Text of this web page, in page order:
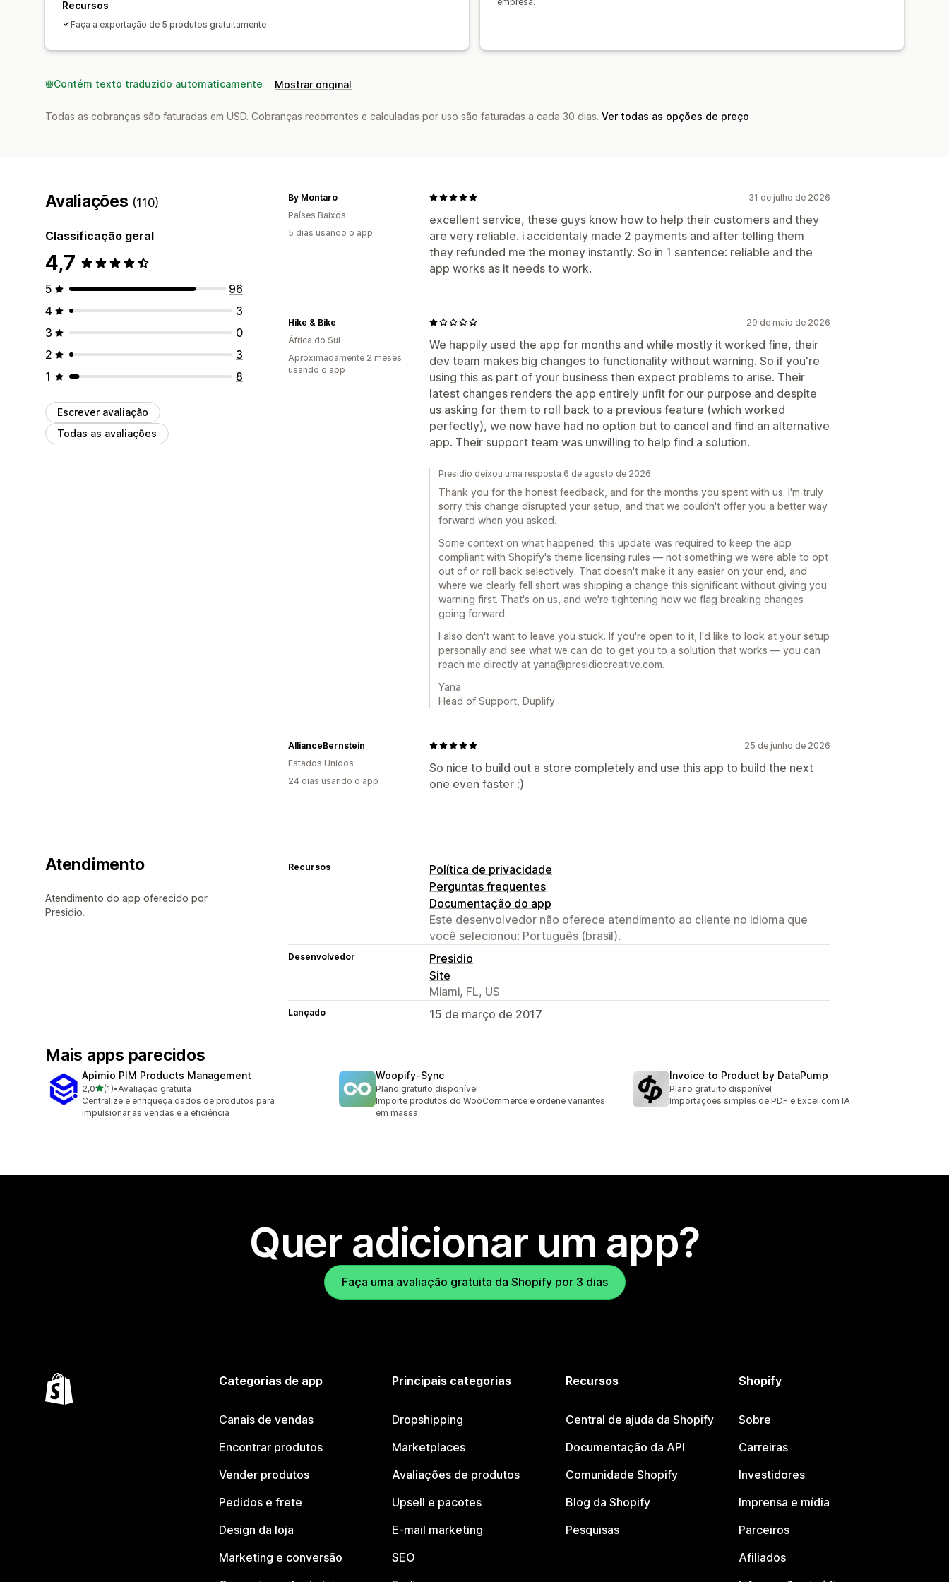
Recursos
Faça a exportação de 5 produtos gratuitamente
Contém texto traduzido automaticamente Mostrar original
Todas as cobranças são faturadas em USD. Cobranças recorrentes e calculadas por uso são faturadas a cada 30 dias. Ver todas as opções de preço
Avaliações (110)
Classificação geral
4,7
5
96
4
3
3
0
2
3
1
8
Escrever avaliação
Todas as avaliações
31 de julho de 2026
excellent service, these guys know how to help their customers and they
are very reliable. i accidentaly made 2 payments and after telling them
they refunded me the money instantly. So in 1 sentence: reliable and the
app works as it needs to work.
By Montaro
Países Baixos
5 dias usando o app
29 de maio de 2026
We happily used the app for months and while mostly it worked fine, their
dev team makes big changes to functionality without warning. So if you're
using this as part of your business then expect problems to arise. Their
latest changes renders the app entirely unfit for our purpose and despite
us asking for them to roll back to a previous feature (which worked
perfectly), we now have had no option but to cancel and find an alternative
app. Their support team was unwilling to help find a solution.
Hike & Bike
África do Sul
Aproximadamente 2 meses
usando o app
Presidio deixou uma resposta 6 de agosto de 2026
Thank you for the honest feedback, and for the months you spent with us. I'm truly
sorry this change disrupted your setup, and that we couldn't offer you a better way
forward when you asked.
Some context on what happened: this update was required to keep the app
compliant with Shopify's theme licensing rules — not something we were able to opt
out of or roll back selectively. That doesn't make it any easier on your end, and
where we clearly fell short was shipping a change this significant without giving you
warning first. That's on us, and we're tightening how we flag breaking changes
going forward.
I also don't want to leave you stuck. If you're open to it, I'd like to look at your setup
personally and see what we can do to get you to a solution that works — you can
reach me directly at yana@presidiocreative.com.
Yana
Head of Support, Duplify
25 de junho de 2026
So nice to build out a store completely and use this app to build the next
one even faster :)
AllianceBernstein
Estados Unidos
24 dias usando o app
Atendimento
Atendimento do app oferecido por
Presidio.
Recursos
Política de privacidade
Perguntas frequentes
Documentação do app
Este desenvolvedor não oferece atendimento ao cliente no idioma que
você selecionou: Português (brasil).
Desenvolvedor
Presidio
Site
Miami, FL, US
Lançado 15 de março de 2017
Mais apps parecidos
Apimio PIM Products Management
2,0de 5 estrelas
(1)
1 avaliações ao todo
•Avaliação gratuita
Centralize e enriqueça dados de produtos para
impulsionar as vendas e a eficiência
Woopify‑Sync
Plano gratuito disponível
Importe produtos do WooCommerce e ordene variantes
em massa.
Invoice to Product by DataPump
Plano gratuito disponível
Importações simples de PDF e Excel com IA
Quer adicionar um app?
Faça uma avaliação gratuita da Shopify por 3 dias
Categorias de app
Canais de vendas
Encontrar produtos
Vender produtos
Pedidos e frete
Design da loja
Marketing e conversão
Principais categorias
Dropshipping
Marketplaces
Avaliações de produtos
Upsell e pacotes
E-mail marketing
SEO
Recursos
Central de ajuda da Shopify
Documentação da API
Comunidade Shopify
Blog da Shopify
Pesquisas
Shopify
Sobre
Carreiras
Investidores
Imprensa e mídia
Parceiros
Afiliados